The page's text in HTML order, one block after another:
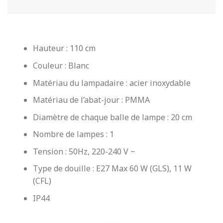
Hauteur : 110 cm
Couleur : Blanc
Matériau du lampadaire : acier inoxydable
Matériau de l’abat-jour : PMMA
Diamètre de chaque balle de lampe : 20 cm
Nombre de lampes : 1
Tension : 50Hz, 220-240 V ~
Type de douille : E27 Max 60 W (GLS), 11 W
(CFL)
IP44